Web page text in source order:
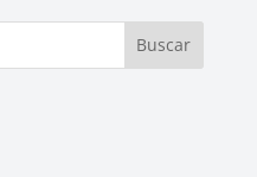
Buscar